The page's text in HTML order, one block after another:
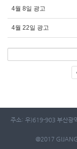
4월 8일 광고
4월 22일 광고
주소: 우)619-903 부산광
@2017